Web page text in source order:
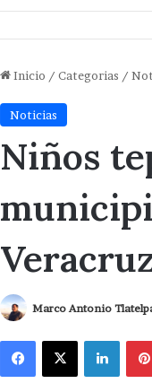
Inicio / Categorias /
Noticias
Niños
Marco Antonio
Facebook
X